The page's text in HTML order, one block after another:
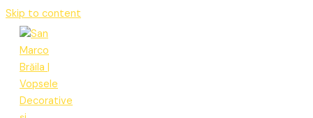
Skip to content